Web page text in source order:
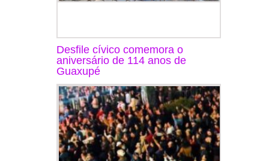
Desfile cívico comemora o
aniversário de 114 anos de
Guaxupé